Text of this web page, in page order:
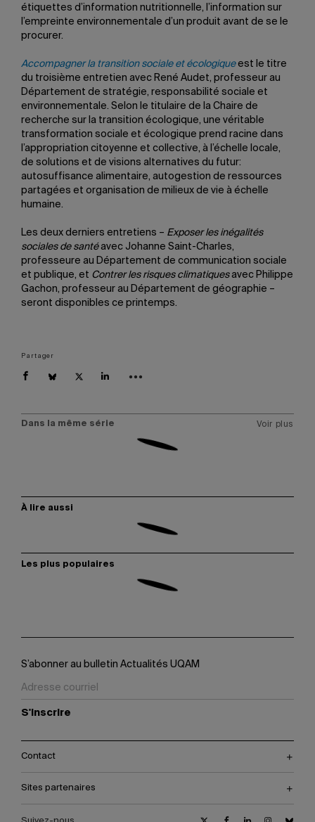
étiquettes d’information nutritionnelle, l’information sur
l’empreinte environnementale d’un produit avant de se le
procurer.
Accompagner la transition sociale et écologiqueest le titre
du troisième entretien avec René Audet, professeur au
Département de stratégie, responsabilité sociale et
environnementale. Selon le titulaire de la Chaire de
recherche sur la transition écologique, une véritable
transformation sociale et écologique prend racine dans
l’appropriation citoyenne et collective, à l’échelle locale,
de solutions et de visions alternatives du futur:
autosuffisance alimentaire, autogestion de ressources
partagées et organisation de milieux de vie à échelle
humaine.
Les deux derniers entretiens – Exposer les inégalités
sociales de santéavec Johanne Saint-Charles,
professeure au Département de communication sociale
et publique, et Contrer les risques climatiquesavec Philippe
Gachon, professeur au Département de géographie –
seront disponibles ce printemps.
Partager
Dans la même série Voir plus
À lire aussi
Les plus populaires
S’abonner au bulletin Actualités UQAM
S'inscrire
Contact
Sites partenaires